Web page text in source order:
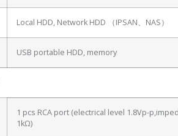
Local HDD, Network HDD （IPSAN、NAS）
USB portable HDD, memory
1 pcs RCA port (electrical level 1.8Vp-
1kΩ)